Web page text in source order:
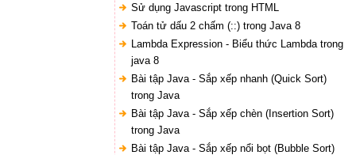
Sử dụng Javascript trong HTML
Toán tử dấu 2 chấm (::) trong Java 8
Lambda Expression - Biểu thức Lambda trong
java 8
Bài tập Java - Sắp xếp nhanh (Quick Sort)
trong Java
Bài tập Java - Sắp xếp chèn (Insertion Sort)
trong Java
Bài tập Java - Sắp xếp nổi bọt (Bubble Sort)